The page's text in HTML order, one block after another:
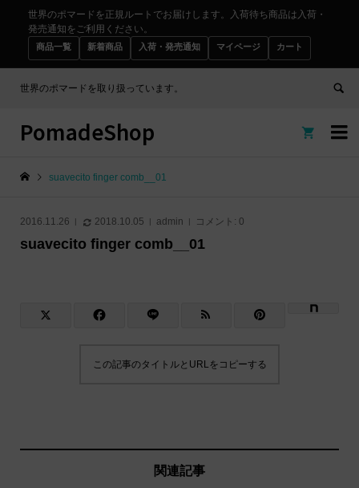
世界のポマードを正規ルートでお届けします。入荷待ち商品は入荷・
発売通知をご利用ください。
商品一覧 新着商品 入荷・発売通知 マイページ カート
世界のポマードを取り扱っています。

PomadeShop 
suavecito finger comb__01
2016.11.26 2018.10.05 admin コメント: 0
suavecito finger comb__01
この記事のタイトルとURLをコピーする
関連記事